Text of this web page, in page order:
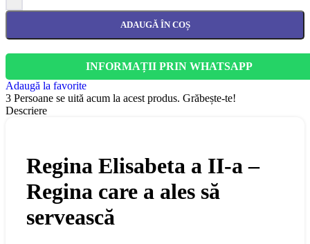
ADAUGĂ ÎN COȘ
INFORMAȚII PRIN WHATSAPP
Adaugă la favorite
3 Persoane se uită acum la acest produs. Grăbește-te!
Descriere
Regina Elisabeta a II-a –
Regina care a ales să
servească